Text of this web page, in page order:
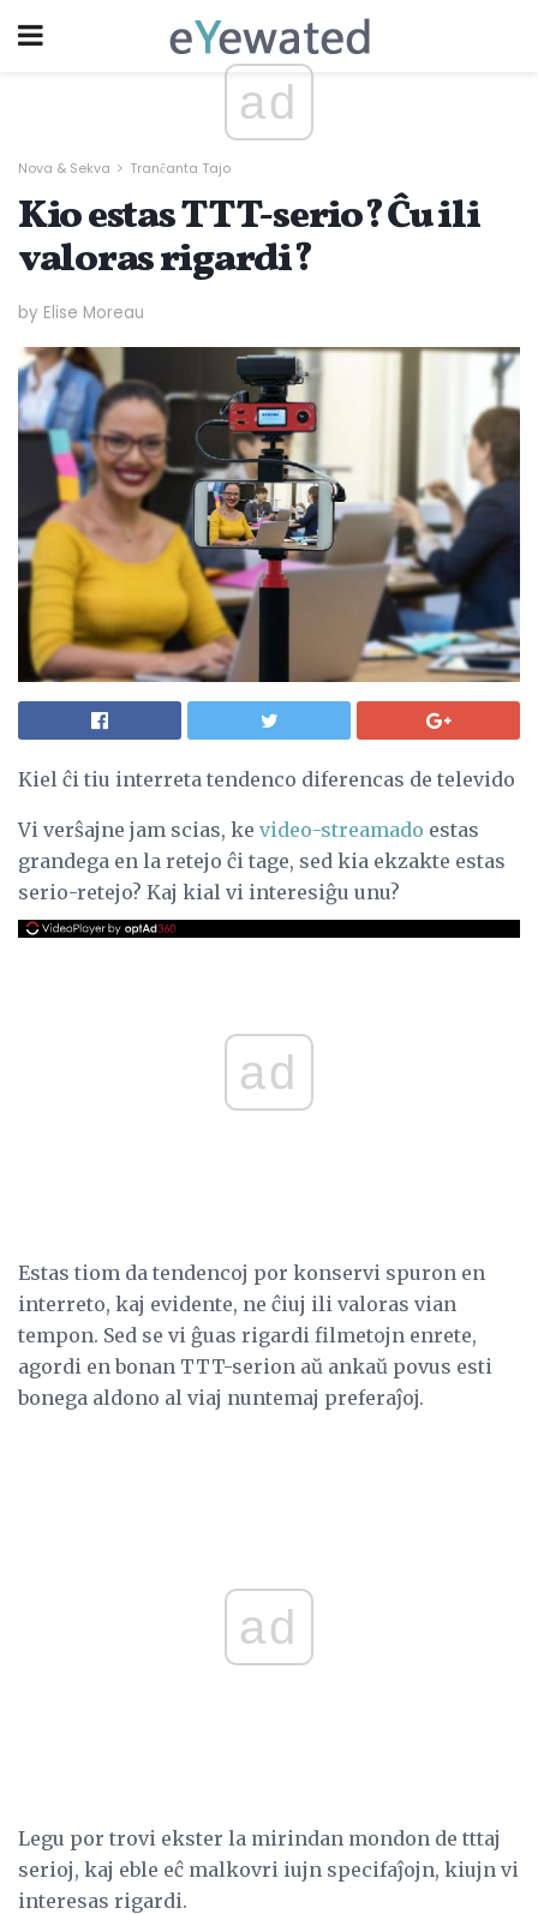
ad
Nova & Sekva Tranĉanta Tajo
Kio estas TTT-serio? Ĉu ili
valoras rigardi?
by Elise Moreau
Kiel ĉi tiu interreta tendenco diferencas de televido
Vi verŝajne jam scias, ke video-streamado estas
grandega en la retejo ĉi tage, sed kia ekzakte estas
serio-retejo? Kaj kial vi interesiĝu unu?
ad
Estas tiom da tendencoj por konservi spuron en
interreto, kaj evidente, ne ĉiuj ili valoras vian
tempon. Sed se vi ĝuas rigardi filmetojn enrete,
agordi en bonan TTT-serion aŭ ankaŭ povus esti
bonega aldono al viaj nuntemaj preferaĵoj.
ad
Legu por trovi ekster la mirindan mondon de tttaj
serioj, kaj eble eĉ malkovri iujn specifaĵojn, kiujn vi
interesas rigardi.